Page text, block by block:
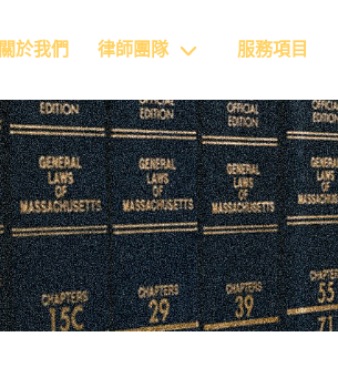
關於我們 律師團隊 服務項目